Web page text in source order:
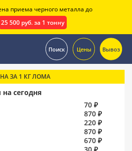
Поиск Цены Вывоз
ЗА 1 КГ ЛОМА
сегодня
70 ₽
870 ₽
220 ₽
870 ₽
670 ₽
приема черного металла до
25 500 руб. за 1 тонну
.